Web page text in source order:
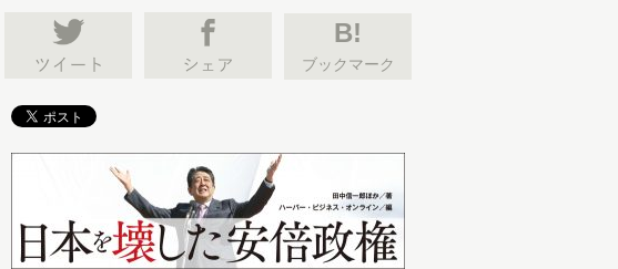
B!
ブックマーク